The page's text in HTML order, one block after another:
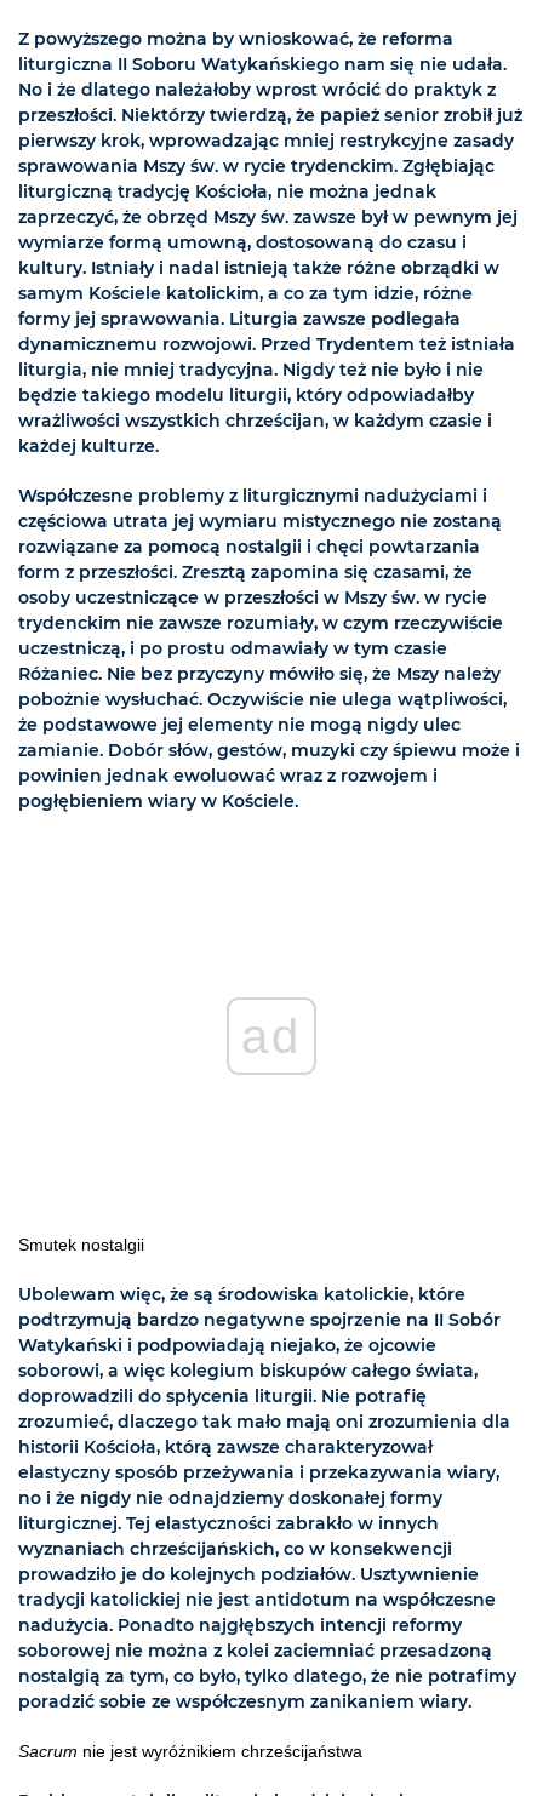
Z powyższego można by wnioskować, że reforma
liturgiczna II Soboru Watykańskiego nam się nie udała.
No i że dlatego należałoby wprost wrócić do praktyk z
przeszłości. Niektórzy twierdzą, że papież senior zrobił już
pierwszy krok, wprowadzając mniej restrykcyjne zasady
sprawowania Mszy św. w rycie trydenckim. Zgłębiając
liturgiczną tradycję Kościoła, nie można jednak
zaprzeczyć, że obrzęd Mszy św. zawsze był w pewnym jej
wymiarze formą umowną, dostosowaną do czasu i
kultury. Istniały i nadal istnieją także różne obrządki w
samym Kościele katolickim, a co za tym idzie, różne
formy jej sprawowania. Liturgia zawsze podlegała
dynamicznemu rozwojowi. Przed Trydentem też istniała
liturgia, nie mniej tradycyjna. Nigdy też nie było i nie
będzie takiego modelu liturgii, który odpowiadałby
wrażliwości wszystkich chrześcijan, w każdym czasie i
każdej kulturze.
Współczesne problemy z liturgicznymi nadużyciami i
częściowa utrata jej wymiaru mistycznego nie zostaną
rozwiązane za pomocą nostalgii i chęci powtarzania
form z przeszłości. Zresztą zapomina się czasami, że
osoby uczestniczące w przeszłości w Mszy św. w rycie
trydenckim nie zawsze rozumiały, w czym rzeczywiście
uczestniczą, i po prostu odmawiały w tym czasie
Różaniec. Nie bez przyczyny mówiło się, że Mszy należy
pobożnie wysłuchać. Oczywiście nie ulega wątpliwości,
że podstawowe jej elementy nie mogą nigdy ulec
zamianie. Dobór słów, gestów, muzyki czy śpiewu może i
powinien jednak ewoluować wraz z rozwojem i
pogłębieniem wiary w Kościele.
ad
Smutek nostalgii
Ubolewam więc, że są środowiska katolickie, które
podtrzymują bardzo negatywne spojrzenie na II Sobór
Watykański i podpowiadają niejako, że ojcowie
soborowi, a więc kolegium biskupów całego świata,
doprowadzili do spłycenia liturgii. Nie potrafię
zrozumieć, dlaczego tak mało mają oni zrozumienia dla
historii Kościoła, którą zawsze charakteryzował
elastyczny sposób przeżywania i przekazywania wiary,
no i że nigdy nie odnajdziemy doskonałej formy
liturgicznej. Tej elastyczności zabrakło w innych
wyznaniach chrześcijańskich, co w konsekwencji
prowadziło je do kolejnych podziałów. Usztywnienie
tradycji katolickiej nie jest antidotum na współczesne
nadużycia. Ponadto najgłębszych intencji reformy
soborowej nie można z kolei zaciemniać przesadzoną
nostalgią za tym, co było, tylko dlatego, że nie potrafimy
poradzić sobie ze współczesnym zanikaniem wiary.
Sacrum nie jest wyróżnikiem chrześcijaństwa